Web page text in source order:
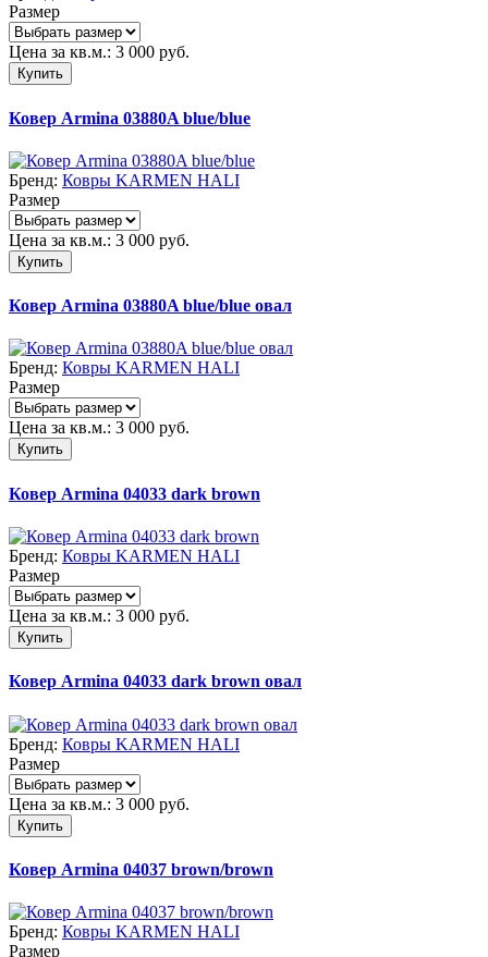
Размер
Цена за кв.м.: 3 000 руб.
Купить
Ковер Armina 03880A blue/blue
Бренд: Ковры KARMEN HALI
Размер
Цена за кв.м.: 3 000 руб.
Купить
Ковер Armina 03880A blue/blue овал
Бренд: Ковры KARMEN HALI
Размер
Цена за кв.м.: 3 000 руб.
Купить
Ковер Armina 04033 dark brown
Бренд: Ковры KARMEN HALI
Размер
Цена за кв.м.: 3 000 руб.
Купить
Ковер Armina 04033 dark brown овал
Бренд: Ковры KARMEN HALI
Размер
Цена за кв.м.: 3 000 руб.
Купить
Ковер Armina 04037 brown/brown
Бренд: Ковры KARMEN HALI
Размер